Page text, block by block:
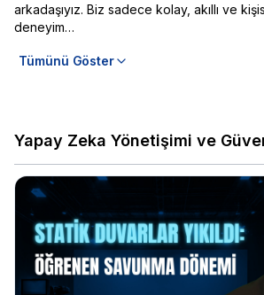
arkadaşıyız. Biz sadece kolay, akıllı ve
deneyim…
Tümünü Göster
Yapay Zeka Yönetişimi ve